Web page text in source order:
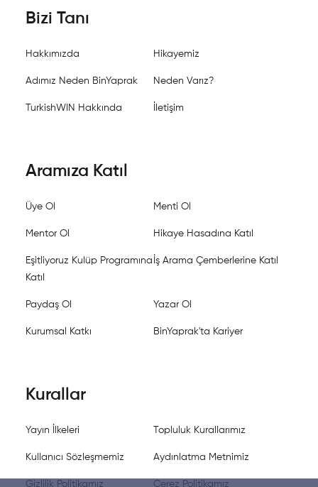
Bizi Tanı
Hakkımızda Hikayemiz
Adımız Neden BinYaprak Neden Varız?
TurkishWIN Hakkında İletişim
Aramıza Katıl
Üye Ol Menti Ol
Mentor Ol Hikaye Hasadına Katıl
Eşitliyoruz Kulüp Programına
Katıl
İş Arama Çemberlerine Katıl
Paydaş Ol Yazar Ol
Kurumsal Katkı BinYaprak'ta Kariyer
Kurallar
Yayın İlkeleri Topluluk Kurallarımız
Kullanıcı Sözleşmemiz Aydınlatma Metnimiz
Gizlilik Politikamız Çerez Politikamız